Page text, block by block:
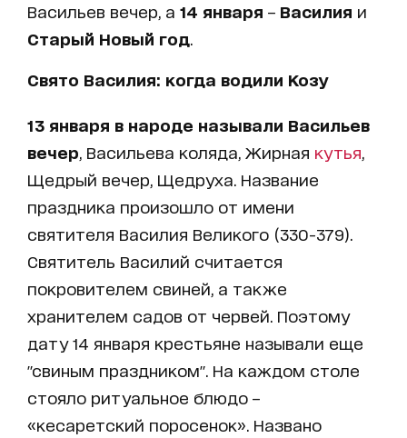
Васильев вечер, а 14 января – Василия и
Старый Новый год
Свято Василия: когда водили Козу
13 января в народе называли Васильев
вечер , Васильева коляда, Жирная кутья
Щедрый вечер, Щедруха. Название
праздника произошло от имени
святителя Василия Великого (330-379).
Святитель Василий считается
покровителем свиней, а также
хранителем садов от червей. Поэтому
дату 14 января крестьяне называли еще
"свиным праздником". На каждом столе
стояло ритуальное блюдо –
«кесаретский поросенок». Названо